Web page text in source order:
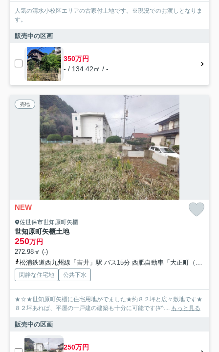
人気の清水小校区エリアの古家付土地です。※現況でのお渡しとなりま
す。
販売中の区画
350万円
- / 134.42㎡ / -
売地
NEW
佐世保市世知原町矢櫃
世知原町矢櫃土地
250万円
272.98㎡ (-)
松浦鉄道西九州線「吉井」駅 バス15分 西肥自動車「大正町（長崎県）」 停歩7分
閑静な住宅地 公共下水
★☆★世知原町矢櫃に住宅用地がでました★約８２坪と広々敷地です★
８２坪あれば、平屋の一戸建の建築も十分に可能です(#^.... もっと見る
販売中の区画
250万円